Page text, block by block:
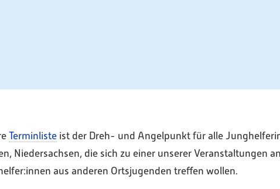
Terminliste ist der Dreh- und Angelpunkt für alle
Niedersachsen, die sich zu einer unserer Veranstaltungen
aus anderen Ortsjugenden treffen wollen.